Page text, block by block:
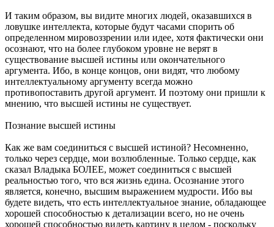
И таким образом, вы видите многих людей, оказавшихся в
ловушке интеллекта, которые будут часами спорить об
определенном мировоззрении или идее, хотя фактически они
осознают, что на более глубоком уровне не верят в
существование высшей истины или окончательного
аргумента. Ибо, в конце концов, они видят, что любому
интеллектуальному аргументу всегда можно
противопоставить другой аргумент. И поэтому они пришли к
мнению, что высшей истины не существует.
Познание высшей истины
Как же вам соединиться с высшей истиной? Несомненно,
только через сердце, мои возлюбленные. Только сердце, как
сказал Владыка БОЛЕЕ, может соединиться с высшей
реальностью того, что вся жизнь едина. Осознание этого
является, конечно, высшим выражением мудрости. Ибо вы
будете видеть, что есть интеллектуальное знание, обладающее
хорошей способностью к детализации всего, но не очень
хорошей способностью видеть картину в целом - поскольку